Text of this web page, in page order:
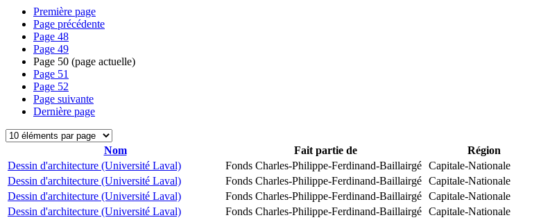
Première page
Page précédente
Page 48
Page 49
Page 50 (page actuelle)
Page 51
Page 52
Page suivante
Dernière page
Nom Fait partie de Région
Dessin d'architecture (Université Laval)
Fonds Charles-Philippe-Ferdinand-Baillairgé Capitale-Nationale
Dessin d'architecture (Université Laval)
Fonds Charles-Philippe-Ferdinand-Baillairgé Capitale-Nationale
Dessin d'architecture (Université Laval)
Fonds Charles-Philippe-Ferdinand-Baillairgé Capitale-Nationale
Dessin d'architecture (Université Laval)
Fonds Charles-Philippe-Ferdinand-Baillairgé Capitale-Nationale